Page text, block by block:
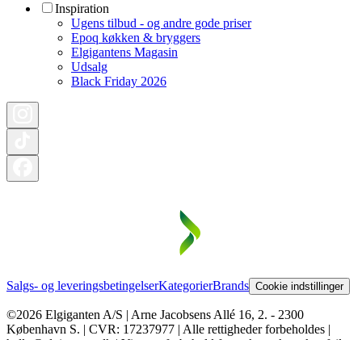
Inspiration
Ugens tilbud - og andre gode priser
Epoq køkken & bryggers
Elgigantens Magasin
Udsalg
Black Friday 2026
Salgs- og leveringsbetingelserKategorierBrands Cookie indstillinger
©2026 Elgiganten A/S | Arne Jacobsens Allé 16, 2. - 2300
København S. | CVR: 17237977 | Alle rettigheder forbeholdes |